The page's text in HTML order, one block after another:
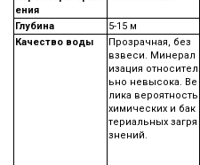
ения
Глубина 5-15 м
Качество воды
Прозрачная, без
взвеси. Минерал
изация относител
ьно невысока. Ве
лика вероятность
химических и бак
териальных загря
знений.